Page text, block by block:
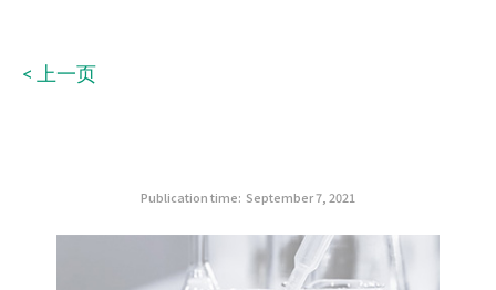
< 上一页
Publication time: September 7, 2021